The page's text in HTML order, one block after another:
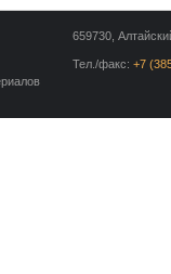
659730,
Тел./факс: +7